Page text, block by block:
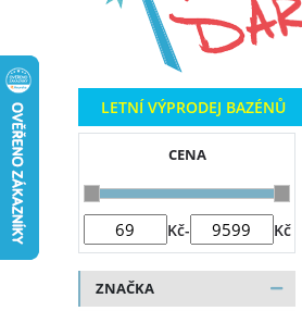
LETNÍ VÝPRODEJ BAZÉNŮ
CENA
Kč- Kč
ZNAČKA